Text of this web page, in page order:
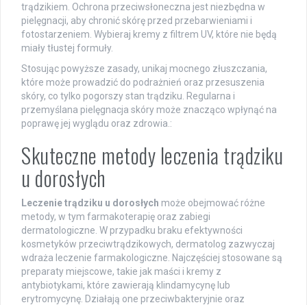
trądzikiem. Ochrona przeciwsłoneczna jest niezbędna w
pielęgnacji, aby chronić skórę przed przebarwieniami i
fotostarzeniem. Wybieraj kremy z filtrem UV, które nie będą
miały tłustej formuły.
Stosując powyższe zasady, unikaj mocnego złuszczania,
które może prowadzić do podrażnień oraz przesuszenia
skóry, co tylko pogorszy stan trądziku. Regularna i
przemyślana pielęgnacja skóry może znacząco wpłynąć na
poprawę jej wyglądu oraz zdrowia.:
Skuteczne metody leczenia trądziku
u dorosłych
Leczenie trądziku u dorosłych może obejmować różne
metody, w tym farmakoterapię oraz zabiegi
dermatologiczne. W przypadku braku efektywności
kosmetyków przeciwtrądzikowych, dermatolog zazwyczaj
wdraża leczenie farmakologiczne. Najczęściej stosowane są
preparaty miejscowe, takie jak maści i kremy z
antybiotykami, które zawierają klindamycynę lub
erytromycynę. Działają one przeciwbakteryjnie oraz